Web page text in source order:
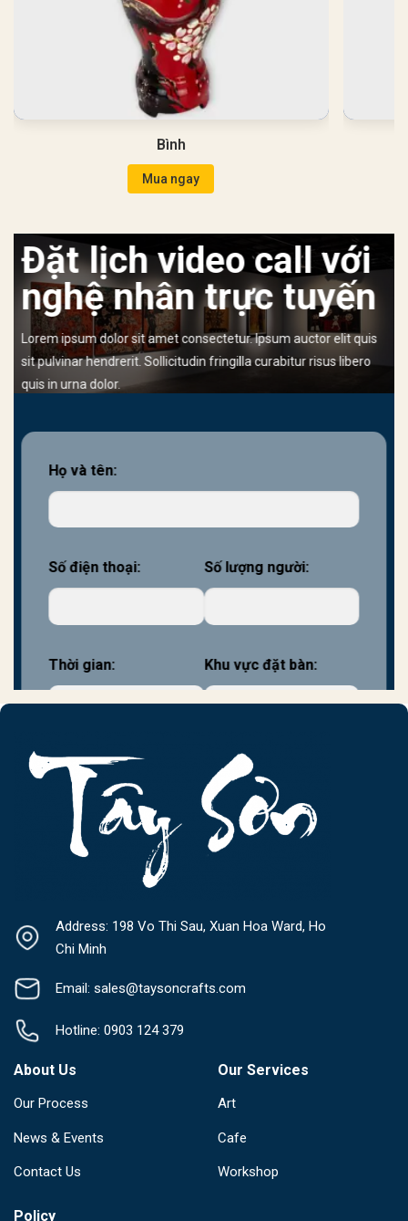
Bình
Mua ngay
Đặt lịch video call với
nghệ nhân trực tuyến
Lorem ipsum dolor sit amet consectetur. Ipsum auctor elit quis
sit pulvinar hendrerit. Sollicitudin fringilla curabitur risus libero
quis in urna dolor.
Họ và tên:
Số điện thoại: Số lượng người:
Thời gian: Khu vực đặt bàn:
Address: 198 Vo Thi Sau, Xuan Hoa Ward, Ho
Chi Minh
Email: sales@taysoncrafts.com
Hotline: 0903 124 379
About Us
Our Process
News & Events
Contact Us
Our Services
Art
Cafe
Workshop
Policy